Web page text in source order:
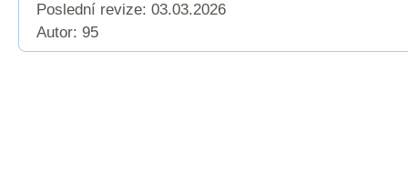
Poslední revize: 03.03.2026
Autor: 95